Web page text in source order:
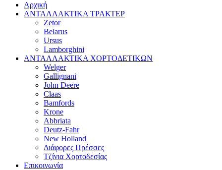
Αρχική
ΑΝΤΑΛΛΑΚΤΙΚΑ ΤΡΑΚΤΕΡ
Zetor
Belarus
Ursus
Lamborghini
ΑΝΤΑΛΛΑΚΤΙΚΑ ΧΟΡΤΟΔΕΤΙΚΩΝ
Welger
Gallignani
John Deere
Claas
Bamfords
Krone
Abbriata
Deutz-Fahr
New Holland
Διάφορες Πρέσσες
Τζίνια Χορτοδεσίας
Επικοινωνία